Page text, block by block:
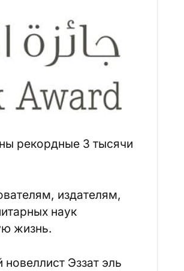
рекордные 3 тысячи
издателям,
наук
жизнь.
новеллист Эззат эль